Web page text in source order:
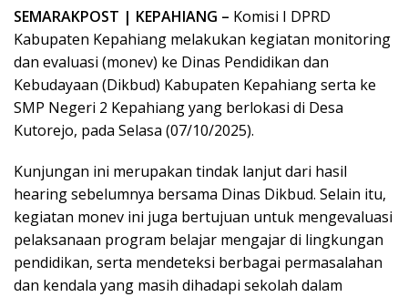
SEMARAKPOST | KEPAHIANG – Komisi I DPRD
Kabupaten Kepahiang melakukan kegiatan monitoring
dan evaluasi (monev) ke Dinas Pendidikan dan
Kebudayaan (Dikbud) Kabupaten Kepahiang serta ke
SMP Negeri 2 Kepahiang yang berlokasi di Desa
Kutorejo, pada Selasa (07/10/2025).
Kunjungan ini merupakan tindak lanjut dari hasil
hearing sebelumnya bersama Dinas Dikbud. Selain itu,
kegiatan monev ini juga bertujuan untuk mengevaluasi
pelaksanaan program belajar mengajar di lingkungan
pendidikan, serta mendeteksi berbagai permasalahan
dan kendala yang masih dihadapi sekolah dalam